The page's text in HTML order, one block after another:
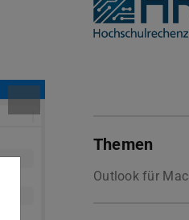
Themen
Outlook für Mac